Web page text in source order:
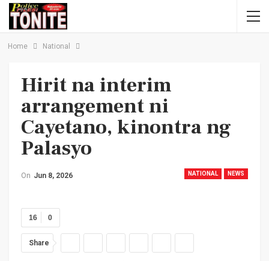
Home National
Hirit na interim
arrangement ni
Cayetano, kinontra ng
Palasyo
NATIONAL NEWS
On Jun 8, 2026
0
16
Share